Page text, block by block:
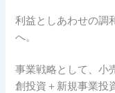
利益としあわせの調
へ。
事業戦略として、小
創投資＋新規事業投